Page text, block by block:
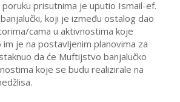
poruku prisutnima je uputio Ismail-ef.
koji je između ostalog dao
cama u aktivnostima koje
je na postavljenim planovima za
da će Muftijstvo banjalučko
koje se budu realizirale na